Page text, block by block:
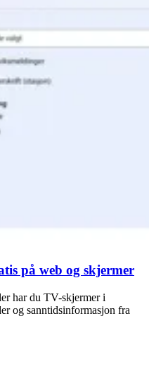
på web og skjermer
har du TV-skjermer i
og sanntidsinformasjon fra